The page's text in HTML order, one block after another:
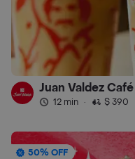
Juan Valdez Café
12 min · $ 390
50% OFF